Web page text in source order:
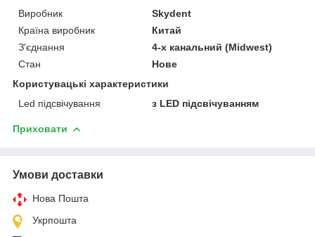
Виробник
Skydent
Країна виробник
Китай
З'єднання
4-х канальний (Midwest)
Стан
Нове
Користувацькі характеристики
Led підсвічування
з LED підсвічуванням
Приховати
Умови доставки
Нова Пошта
Укрпошта